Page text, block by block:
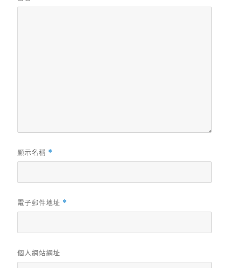
顯示名稱 *
電子郵件地址 *
個人網站網址